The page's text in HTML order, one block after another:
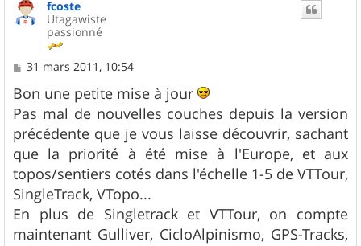
fcoste
Utagawiste
passionné
M
s
s
a
g
e
31 mars 2011, 10:54
Bon une petite mise à jour
Pas mal de nouvelles couches depuis la version
précédente que je vous laisse découvrir, sachant
que la priorité à été mise à l'Europe, et aux
topos/sentiers cotés dans l'échelle 1-5 de VTTour,
SingleTrack, VTopo...
En plus de Singletrack et VTTour, on compte
maintenant Gulliver, CicloAlpinismo, GPS-Tracks,